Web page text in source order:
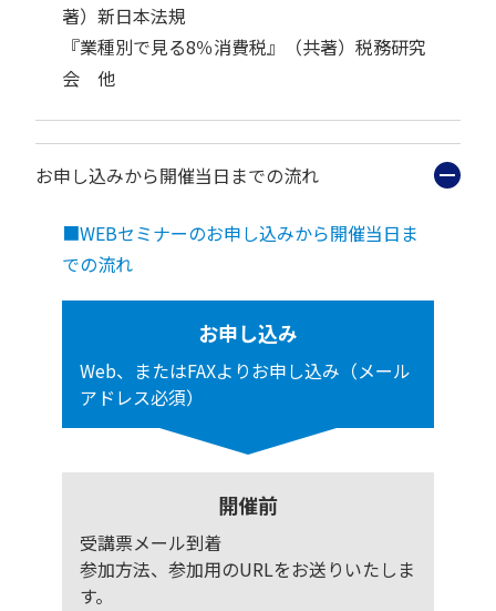
著）新日本法規
『業種別で見る8％消費税』（共著）税務研究
会 他
お申し込みから開催当日までの流れ
■WEBセミナーのお申し込みから開催当日ま
での流れ
お申し込み
Web、またはFAXよりお申し込み（メール
アドレス必須）
開催前
受講票メール到着
参加方法、参加用のURLをお送りいたしま
す。